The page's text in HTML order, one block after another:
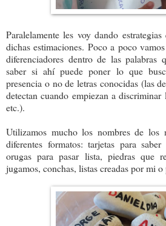
Paralelamente les voy dando
dichas estimaciones. Poco a poco
diferenciadores dentro de las palabras
saber si ahí puede poner lo que
presencia o no de letras conocidas (las
detectan cuando empiezan a
etc.).
Utilizamos mucho los nombres de los
diferentes formatos: tarjetas para
orugas para pasar lista, piedras que
jugamos, conchas, listas creadas por mi